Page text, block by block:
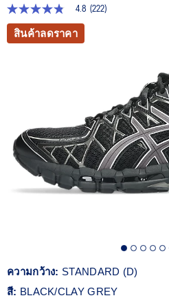
4.8
จาก
ดาว
หน้า
เดียวกัน
4.8 (222)
สินค้าลดราคา
ความกว้าง: STANDARD (D)
สี: BLACK/CLAY GREY